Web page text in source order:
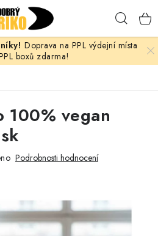
Doprava na PPL výdejní místa
boxů zdarma!
100% vegan
Podrobnosti hodnocení